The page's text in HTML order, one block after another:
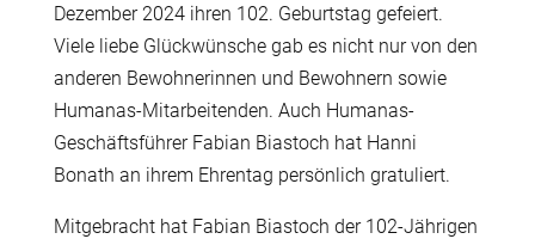
Dezember 2024 ihren 102. Geburtstag gefeiert.
Viele liebe Glückwünsche gab es nicht nur von den
anderen Bewohnerinnen und Bewohnern sowie
Humanas-Mitarbeitenden. Auch Humanas-
Geschäftsführer Fabian Biastoch hat Hanni
Bonath an ihrem Ehrentag persönlich gratuliert.
Mitgebracht hat Fabian Biastoch der 102-Jährigen